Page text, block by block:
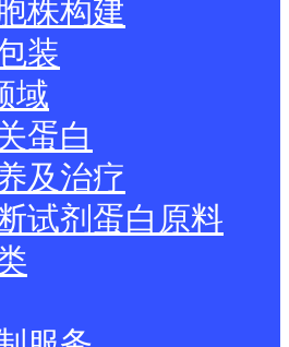
株构建
装
域
蛋白
及治疗
试剂蛋白原料